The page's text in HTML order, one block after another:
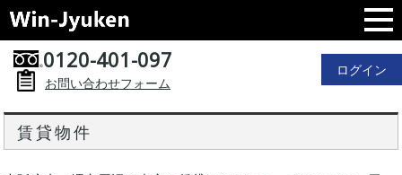
0120-401-097
お問い合わせフォーム
ログイン
賃貸物件